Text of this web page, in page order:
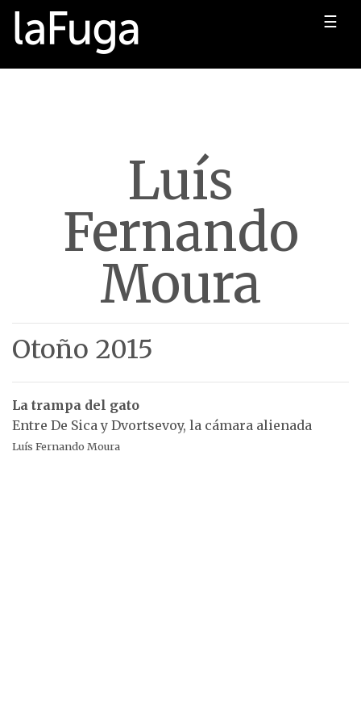
☰
Luís
Fernando
Moura
Otoño 2015
La trampa del gato
Entre De Sica y Dvortsevoy, la cámara alienada
Luís Fernando Moura